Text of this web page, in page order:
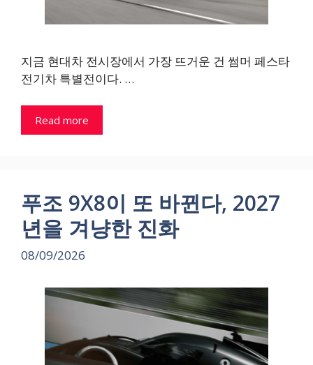
지금 현대차 전시장에서 가장 뜨거운 건 썸머 페스타
전기차 특별전이다. …
Read more
푸조 9X8이 또 바뀐다, 2027
년을 겨냥한 진화
08/09/2026